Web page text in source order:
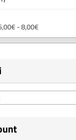
- 8,00€